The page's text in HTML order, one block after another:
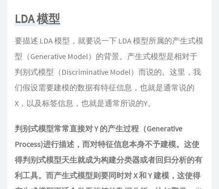
LDA 模型
要描述 LDA 模型，就要说一下 LDA 模型所属的产生式模
型（Generative Model）的背景。产生式模型是相对于
判别式模型（Discriminative Model）而说的。这里，我
们假设需要建模的数据有特征信息，也就是通常说的
X，以及标签信息，也就是通常所说的Y。
判别式模型常常直接对 Y 的产生过程（Generative
Process)进行描述，而对特征信息本身不予建模。这使
得判别式模型天生就成为构建分类器或者回归分析的有
利工具。而产生式模型则要同时对 X 和 Y 建模，这使得